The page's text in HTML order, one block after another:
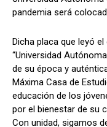
pandemia será
Dicha placa que leyó
“Universidad
de su época y
Máxima Casa de
educación de los
por el bienestar de su
Con unidad, sigamos